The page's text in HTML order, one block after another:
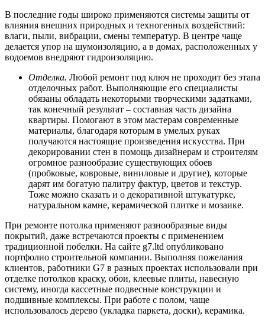
В последние годы широко применяются системы защиты от
влияния внешних природных и техногенных воздействий:
влаги, пыли, вибрации, смены температур. В центре чаще
делается упор на шумоизоляцию, а в домах, расположенных у
водоемов внедряют гидроизоляцию.
Отделка. Любой ремонт под ключ не проходит без этапа
отделочных работ. Выполняющие его специалисты
обязаны обладать некоторыми творческими задатками,
так конечный результат – составная часть дизайна
квартиры. Помогают в этом мастерам современные
материалы, благодаря которым в умелых руках
получаются настоящие произведения искусства. При
декорировании стен в помощь дизайнерам и строителям
огромное разнообразие существующих обоев
(пробковые, ковровые, виниловые и другие), которые
дарят им богатую палитру фактур, цветов и текстур.
Тоже можно сказать и о декоративной штукатурке,
натуральном камне, керамической плитке и мозаике.
При ремонте потолка применяют разнообразные виды
покрытий, даже встречаются проекты с применением
традиционной побелки. На сайте g7.ltd опубликовано
портфолио строительной компании. Выполняя пожелания
клиентов, работники G7 в разных проектах использовали при
отделке потолков краску, обои, клеевые плиты, навесную
систему, иногда кассетные подвесные конструкции и
подшивные комплексы. При работе с полом, чаще
использовалось дерево (укладка паркета, доски), керамика.